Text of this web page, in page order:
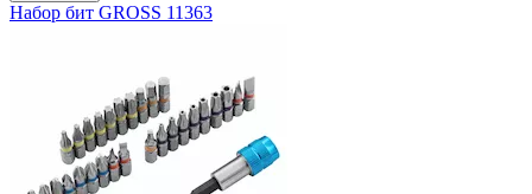
Набор бит GROSS 11363